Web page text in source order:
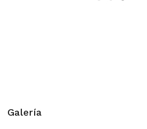
Galería